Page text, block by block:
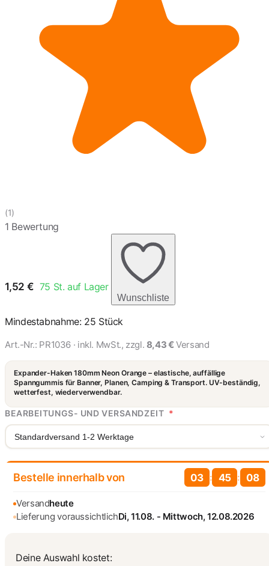
(1)
1 Bewertung
1,52 € 75 St. auf Lager
Wunschliste
Mindestabnahme: 25 Stück
Art.-Nr.: PR1036 · inkl. MwSt., zzgl. 8,43 € Versand
Expander-Haken 180mm Neon Orange – elastische, auffällige
Spanngummis für Banner, Planen, Camping & Transport. UV-beständig,
wetterfest, wiederverwendbar.
BEARBEITUNGS- UND VERSANDZEIT *
Standardversand 1-2 Werktage
Bestelle innerhalb von 03 : 45 : 07
Versandheute
Lieferung voraussichtlichDi, 11.08. - Mittwoch, 12.08.2026
Deine Auswahl kostet: